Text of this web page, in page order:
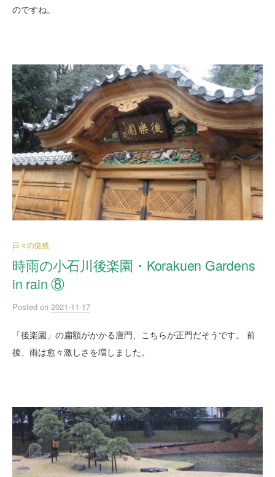
のですね。
日々の徒然
時雨の小石川後楽園・Korakuen Gardens
in rain ⑧
Posted on 2021-11-17
「後楽園」の扁額がかかる唐門、こちらが正門だそうです。 前
後、雨は愈々激しさを増しました。